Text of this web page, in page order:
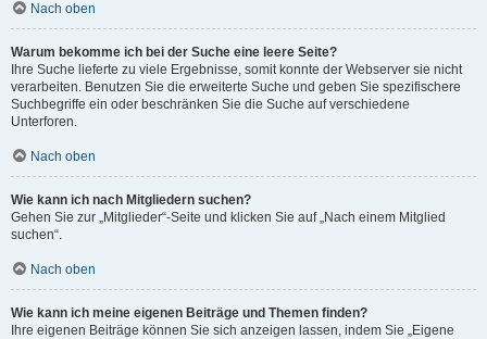
Nach oben
Warum bekomme ich bei der Suche eine leere Seite?
Ihre Suche lieferte zu viele Ergebnisse, somit konnte der Webserver sie nicht
verarbeiten. Benutzen Sie die erweiterte Suche und geben Sie spezifischere
Suchbegriffe ein oder beschränken Sie die Suche auf verschiedene
Unterforen.
Nach oben
Wie kann ich nach Mitgliedern suchen?
Gehen Sie zur „Mitglieder“-Seite und klicken Sie auf „Nach einem Mitglied
suchen“.
Nach oben
Wie kann ich meine eigenen Beiträge und Themen finden?
Ihre eigenen Beiträge können Sie sich anzeigen lassen, indem Sie „Eigene